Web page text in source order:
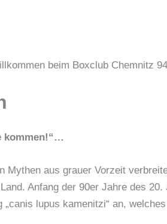
beim Boxclub Chemnitz
kommen!“…
Mythen aus grauer Vorzeit
Anfang der 90er Jahre des
„canis lupus kamenitzi“ an,